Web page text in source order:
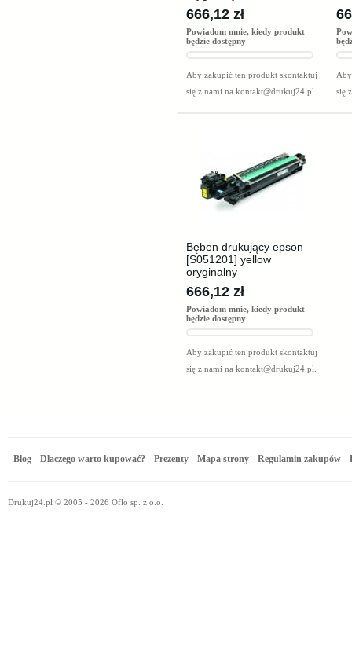
666,12 zł
Powiadom mnie, kiedy produkt
będzie dostępny
Aby zakupić ten produkt skontaktuj
się z nami na kontakt@drukuj24.pl
się
Bęben drukujący epson
[S051201] yellow
oryginalny
666,12 zł
Powiadom mnie, kiedy produkt
będzie dostępny
Aby zakupić ten produkt skontaktuj
się z nami na kontakt@drukuj24.pl
Blog Dlaczego warto kupować? Prezenty Mapa strony Regulamin zakupów
Drukuj24.pl © 2005 - 2026 Oflo sp. z o.o.